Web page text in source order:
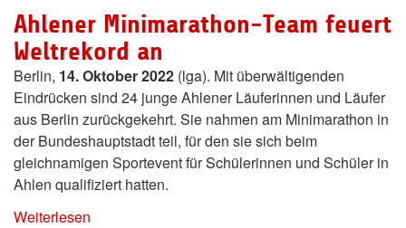
Ahlener Minimarathon-Team feuert
Weltrekord an
Berlin, 14. Oktober 2022 (lga). Mit überwältigenden
Eindrücken sind 24 junge Ahlener Läuferinnen und Läufer
aus Berlin zurückgekehrt. Sie nahmen am Minimarathon in
der Bundeshauptstadt teil, für den sie sich beim
gleichnamigen Sportevent für Schülerinnen und Schüler in
Ahlen qualifiziert hatten.
Weiterlesen